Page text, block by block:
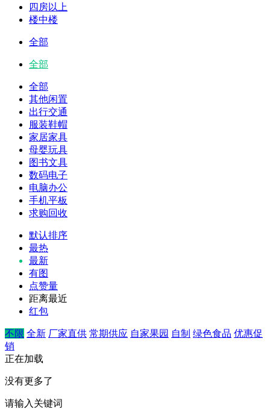
四房以上
楼中楼
全部
全部
全部
其他闲置
出行交通
服装鞋帽
家居家具
母婴玩具
图书文具
数码电子
电脑办公
手机平板
求购回收
默认排序
最热
最新
有图
点赞量
距离最近
红包
不限 全新 厂家直供 常期供应 自家果园 自制 绿色食品 优惠促
销
正在加载
没有更多了
请输入关键词